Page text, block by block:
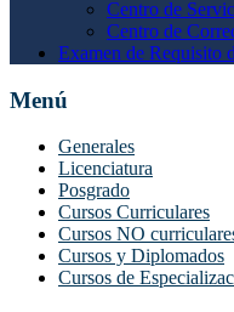
Centro de
Centro de
Examen de Requisito
Menú
Generales
Licenciatura
Posgrado
Cursos Curriculares
Cursos NO
Cursos y Diplomados
Cursos de